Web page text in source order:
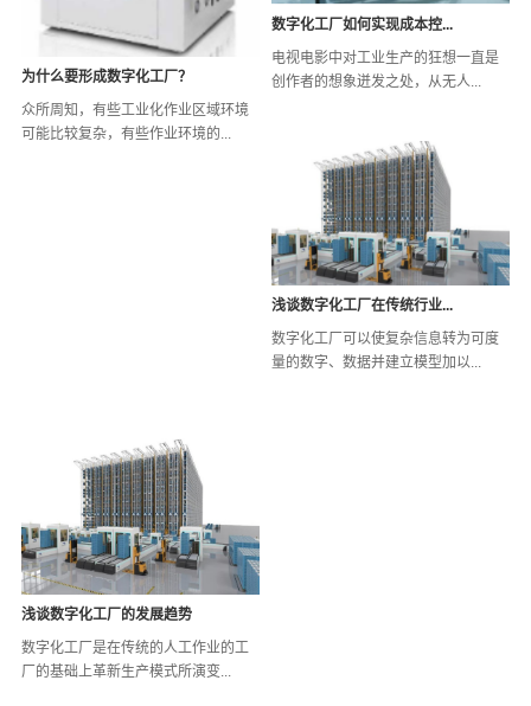
为什么要形成数字化工厂？
众所周知，有些工业化作业区域环境
可能比较复杂，有些作业环境的...
数字化工厂如何实现成本控...
电视电影中对工业生产的狂想一直是
创作者的想象迸发之处，从无人...
浅谈数字化工厂在传统行业...
数字化工厂可以使复杂信息转为可度
量的数字、数据并建立模型加以...
浅谈数字化工厂的发展趋势
数字化工厂是在传统的人工作业的工
厂的基础上革新生产模式所演变...